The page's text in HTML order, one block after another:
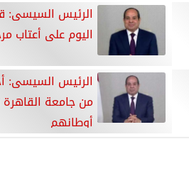
الرئيس السيسى:
اليوم على أعتاب
الرئيس السيسى:
من جامعة القاهرة
أوطانهم